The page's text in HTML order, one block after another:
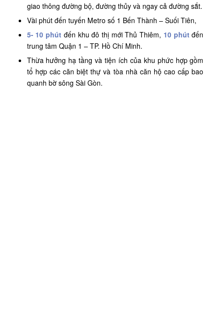
giao thông đường bộ, đường thủy và ngay cả đường sắt.
Vài phút đến tuyến Metro số 1 Bến Thành – Suối Tiên,
5- 10 phút đến khu đô thị mới Thủ Thiêm, 10 phútđến
trung tâm Quận 1 – TP. Hồ Chí Minh.
Thừa hưởng hạ tầng và tiện ích của khu phức hợp gồm
tổ hợp các căn biệt thự và tòa nhà căn hộ cao cấp bao
quanh bờ sông Sài Gòn.